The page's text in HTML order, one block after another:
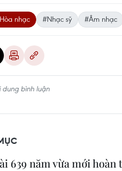
nhạc #Nhạc sỹ #Âm nhạc
639 năm vừa mới hoàn